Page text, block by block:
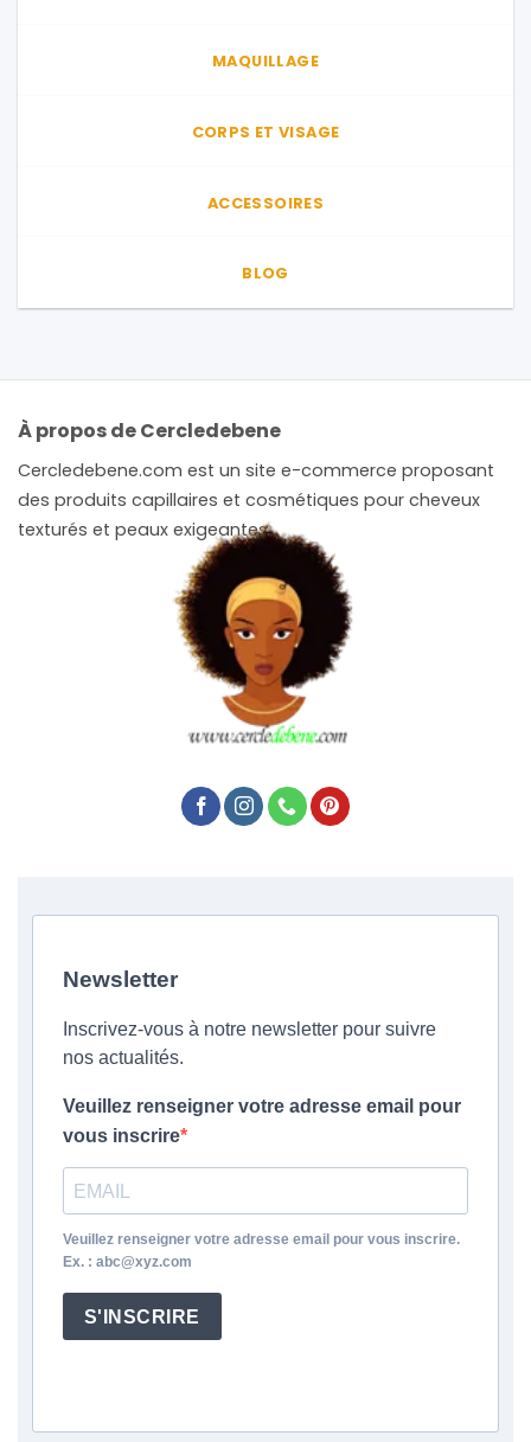
MAQUILLAGE
CORPS ET VISAGE
ACCESSOIRES
BLOG
À propos de Cercledebene
Cercledebene.com est un site e-commerce proposant
des produits capillaires et cosmétiques pour cheveux
texturés et peaux exigeantes.
Newsletter
Inscrivez-vous à notre newsletter pour suivre
nos actualités.
Veuillez renseigner votre adresse email pour
vous inscrire
Veuillez renseigner votre adresse email pour vous inscrire.
Ex. : abc@xyz.com
S'INSCRIRE